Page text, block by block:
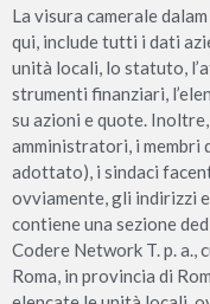
La visura camerale
qui, include tutti i dati
unità locali, lo statuto,
strumenti finanziari,
su azioni e quote.
amministratori, i membri
adottato), i sindaci
ovviamente, gli indirizzi
contiene una sezione
Codere Network T. p. a.,
Roma, in provincia di